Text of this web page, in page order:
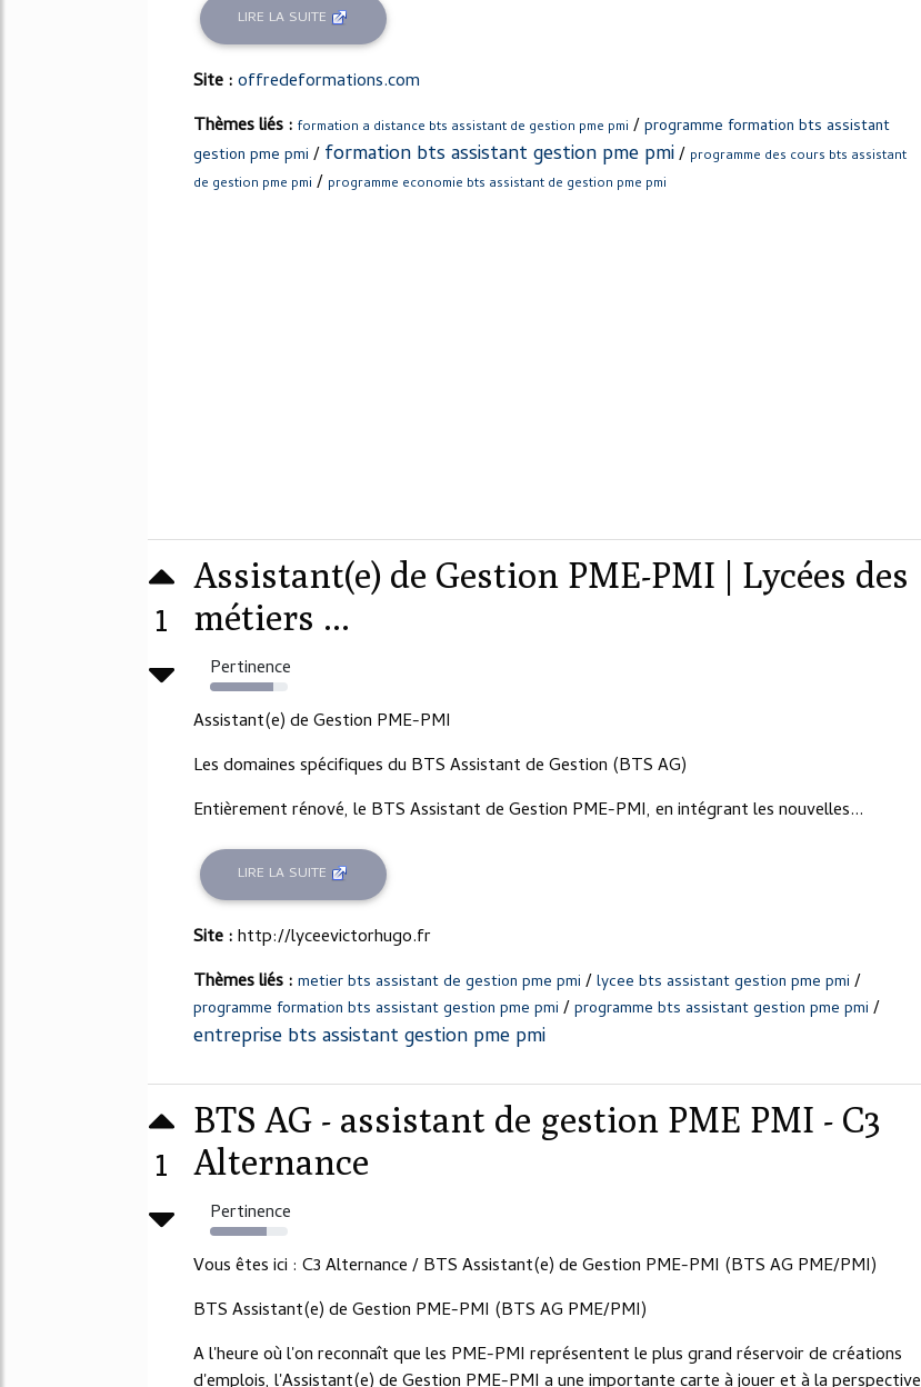
LIRE LA SUITE
Site :offredeformations.com
Thèmes liés : formation a distance bts assistant de gestion pme pmi /programme formation bts assistant
gestion pme pmi /formation bts assistant gestion pme pmi/ programme des cours bts assistant
de gestion pme pmi / programme economie bts assistant de gestion pme pmi
1
Assistant(e) de Gestion PME-PMI | Lycées des
métiers ...
Pertinence
81%
Assistant(e) de Gestion PME-PMI
Les domaines spécifiques du BTS Assistant de Gestion (BTS AG)
Entièrement rénové, le BTS Assistant de Gestion PME-PMI, en intégrant les nouvelles...
LIRE LA SUITE
Site :http://lyceevictorhugo.fr
Thèmes liés : metier bts assistant de gestion pme pmi /lycee bts assistant gestion pme pmi /
programme formation bts assistant gestion pme pmi /programme bts assistant gestion pme pmi /
entreprise bts assistant gestion pme pmi
1
BTS AG - assistant de gestion PME PMI - C3
Alternance
Pertinence
73%
Vous êtes ici : C3 Alternance / BTS Assistant(e) de Gestion PME-PMI (BTS AG PME/PMI)
BTS Assistant(e) de Gestion PME-PMI (BTS AG PME/PMI)
A l'heure où l'on reconnaît que les PME-PMI représentent le plus grand réservoir de créations